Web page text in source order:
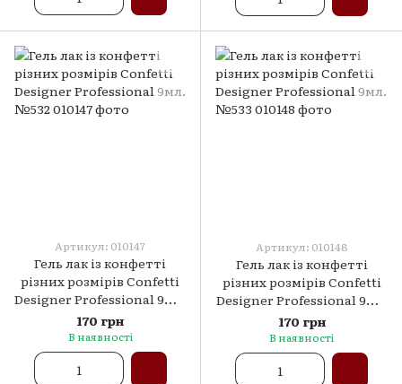
Артикул: 010147
Гель лак із конфетті
різних розмірів Confetti
Designer Professional 9мл.
№532
170 грн
В наявності
Артикул: 010148
Гель лак із конфетті
різних розмірів Confetti
Designer Professional 9мл.
№533
170 грн
В наявності